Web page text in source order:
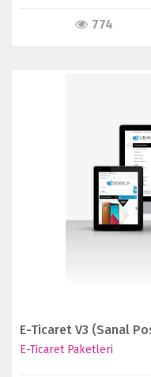
774
E-Ticaret V3 (Sanal
E-Ticaret Paketleri